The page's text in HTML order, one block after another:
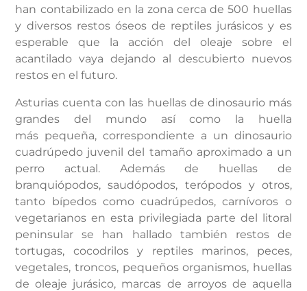
han contabilizado en la zona cerca de 500 huellas
y diversos restos óseos de reptiles jurásicos y es
esperable que la acción del oleaje sobre el
acantilado vaya dejando al descubierto nuevos
restos en el futuro.
Asturias cuenta con las huellas de dinosaurio más
grandes del mundo así como la huella
más pequeña, correspondiente a un dinosaurio
cuadrúpedo juvenil del tamaño aproximado a un
perro actual. Además de huellas de
branquiópodos, saudópodos, terópodos y otros,
tanto bípedos como cuadrúpedos, carnívoros o
vegetarianos en esta privilegiada parte del litoral
peninsular se han hallado también restos de
tortugas, cocodrilos y reptiles marinos, peces,
vegetales, troncos, pequeños organismos, huellas
de oleaje jurásico, marcas de arroyos de aquella